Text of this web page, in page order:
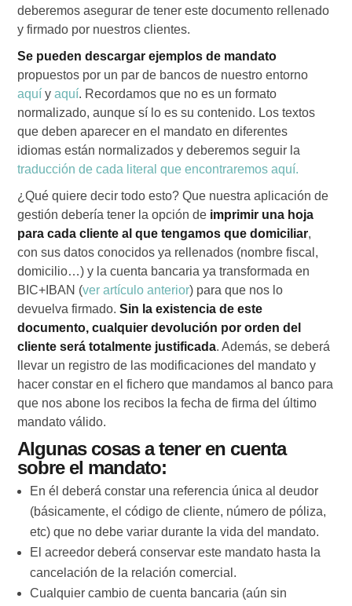
deberemos asegurar de tener este documento rellenado
y firmado por nuestros clientes.
Se pueden descargar ejemplos de mandato
propuestos por un par de bancos de nuestro entorno
aquí yaquí. Recordamos que no es un formato
normalizado, aunque sí lo es su contenido. Los textos
que deben aparecer en el mandato en diferentes
idiomas están normalizados y deberemos seguir la
traducción de cada literal que encontraremos aquí.
¿Qué quiere decir todo esto? Que nuestra aplicación de
gestión debería tener la opción de imprimir una hoja
para cada cliente al que tengamos que domiciliar,
con sus datos conocidos ya rellenados (nombre fiscal,
domicilio…) y la cuenta bancaria ya transformada en
BIC+IBAN (ver artículo anterior) para que nos lo
devuelva firmado.Sin la existencia de este
documento, cualquier devolución por orden del
cliente será totalmente justificada. Además, se deberá
llevar un registro de las modificaciones del mandato y
hacer constar en el fichero que mandamos al banco para
que nos abone los recibos la fecha de firma del último
mandato válido.
Algunas cosas a tener en cuenta
sobre el mandato:
En él deberá constar una referencia única al deudor
(básicamente, el código de cliente, número de póliza,
etc) que no debe variar durante la vida del mandato.
El acreedor deberá conservar este mandato hasta la
cancelación de la relación comercial.
Cualquier cambio de cuenta bancaria (aún sin